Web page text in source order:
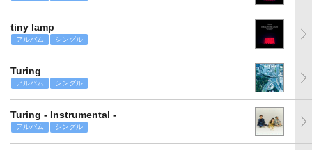
tiny lamp
アルバム シングル
Turing
アルバム シングル
Turing - Instrumental -
アルバム シングル